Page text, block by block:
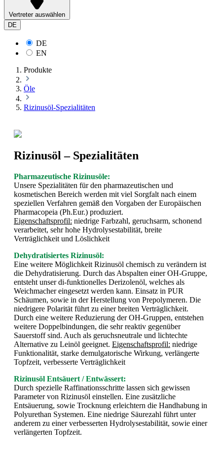
Vertreter auswählen
DE
DE
EN
Produkte
Öle
Rizinusöl-Spezialitäten
Rizinusöl – Spezialitäten
Pharmazeutische Rizinusöle:
Unsere Spezialitäten für den pharmazeutischen und
kosmetischen Bereich werden mit viel Sorgfalt nach einem
speziellen Verfahren gemäß den Vorgaben der Europäischen
Pharmacopeia (Ph.Eur.) produziert.
Eigenschaftsprofil: niedrige Farbzahl, geruchsarm, schonend
verarbeitet, sehr hohe Hydrolysestabilität, breite
Verträglichkeit und Löslichkeit
Dehydratisiertes Rizinusöl:
Eine weitere Möglichkeit Rizinusöl chemisch zu verändern ist
die Dehydratisierung. Durch das Abspalten einer OH-Gruppe,
entsteht unser di-funktionelles Derizolenöl, welches als
Weichmacher eingesetzt werden kann. Einsatz in PUR
Schäumen, sowie in der Herstellung von Prepolymeren. Die
niedrigere Polarität führt zu einer breiten Verträglichkeit.
Durch eine weitere Reduzierung der OH-Gruppen, entstehen
weitere Doppelbindungen, die sehr reaktiv gegenüber
Sauerstoff sind. Auch als geruchsneutrale und lichtechte
Alternative zu Leinöl geeignet. Eigenschaftsprofil: niedrige
Funktionalität, starke demulgatorische Wirkung, verlängerte
Topfzeit, verbesserte Verträglichkeit
Rizinusöl Entsäuert / Entwässert:
Durch spezielle Raffinationsschritte lassen sich gewissen
Parameter von Rizinusöl einstellen. Eine zusätzliche
Entsäuerung, sowie Trocknung erleichtern die Handhabung in
Polyurethan Systemen. Eine niedrige Säurezahl führt unter
anderem zu einer verbesserten Hydrolysestabilität, sowie einer
verlängerten Topfzeit.